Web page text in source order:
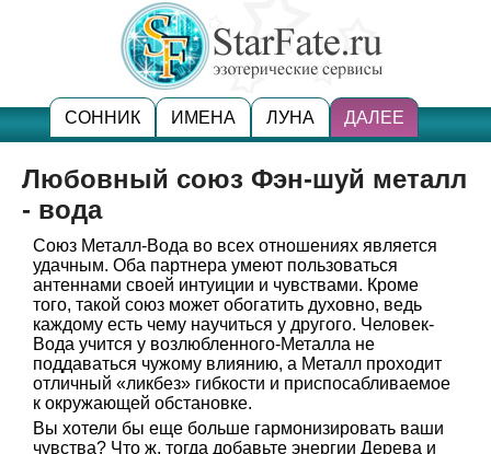
СОННИК ИМЕНА ЛУНА ДАЛЕЕ
Любовный союз Фэн-шуй металл
- вода
Союз Металл-Вода во всех отношениях является
удачным. Оба партнера умеют пользоваться
антеннами своей интуиции и чувствами. Кроме
того, такой союз может обогатить духовно, ведь
каждому есть чему научиться у другого. Человек-
Вода учится у возлюбленного-Металла не
поддаваться чужому влиянию, а Металл проходит
отличный «ликбез» гибкости и приспосабливаемое
к окружающей обстановке.
Вы хотели бы еще больше гармонизировать ваши
чувства? Что ж, тогда добавьте энергии Дерева и